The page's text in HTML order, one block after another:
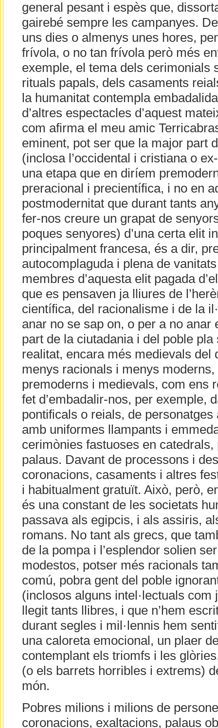
general pesant i espès que,
gairebé sempre les campanyes.
uns dies o almenys unes hores,
frívola, o no tan frívola però més
exemple, el tema dels cerimonials
rituals papals, dels casaments
la humanitat contempla
d’altres espectacles d’aquest
com afirma el meu amic
eminent, pot ser que la major part
(inclosa l’occidental i cristiana o
una etapa que en diríem
preracional i precientífica, i no en
postmodernitat que durant tants
fer-nos creure un grapat de
poques senyores) d’una certa elit
principalment francesa, és a dir,
autocomplaguda i plena de
membres d’aquesta elit pagada
que es pensaven ja lliures de
científica, del racionalisme i de la
anar no se sap on, o per a no anar
part de la ciutadania i del poble
realitat, encara més medievals del
menys racionals i menys
premoderns i medievals, com ens
fet d’embadalir-nos, per exemple,
pontificals o reials, de
amb uniformes llampants i
cerimònies fastuoses en
palaus. Davant de processons i
coronacions, casaments i altres
i habitualment gratuït. Això, però,
és una constant de les societats
passava als egipcis, i als assiris,
romans. No tant als grecs, que
de la pompa i l’esplendor solien
modestos, potser més racionals
comú, pobra gent del poble
(inclosos alguns intel·lectuals com
llegit tants llibres, i que n’hem
durant segles i mil·lennis hem
una caloreta emocional, un plaer
contemplant els triomfs i les
(o els barrets horribles i extrems)
món.
Pobres milions i milions de
coronacions, exaltacions, palaus